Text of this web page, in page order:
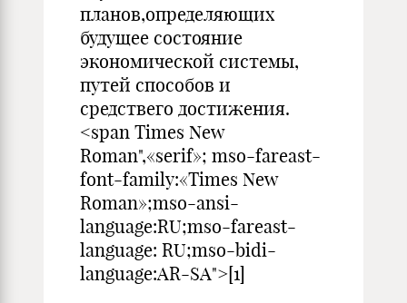
планов,определяющих
будущее состояние
экономической системы,
путей способов и
средствего достижения.
<span Times New
Roman",«serif»; mso-fareast-
font-family:«Times New
Roman»;mso-ansi-
language:RU;mso-fareast-
language: RU;mso-bidi-
language:AR-SA">[1]